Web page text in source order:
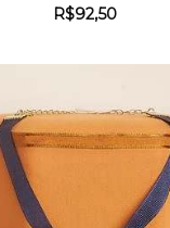
R$92,50